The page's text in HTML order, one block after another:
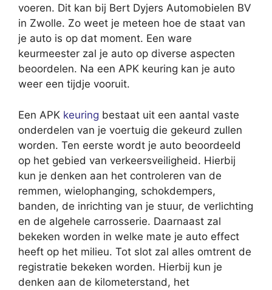
voeren. Dit kan bij Bert Dyjers Automobielen BV
in Zwolle. Zo weet je meteen hoe de staat van
je auto is op dat moment. Een ware
keurmeester zal je auto op diverse aspecten
beoordelen. Na een APK keuring kan je auto
weer een tijdje vooruit.
Een APK keuring bestaat uit een aantal vaste
onderdelen van je voertuig die gekeurd zullen
worden. Ten eerste wordt je auto beoordeeld
op het gebied van verkeersveiligheid. Hierbij
kun je denken aan het controleren van de
remmen, wielophanging, schokdempers,
banden, de inrichting van je stuur, de verlichting
en de algehele carrosserie. Daarnaast zal
bekeken worden in welke mate je auto effect
heeft op het milieu. Tot slot zal alles omtrent de
registratie bekeken worden. Hierbij kun je
denken aan de kilometerstand, het